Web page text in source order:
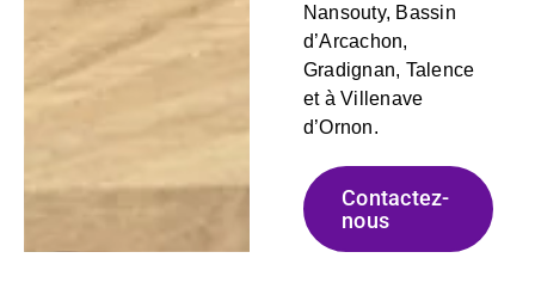
Nansouty, Bassin
d’Arcachon,
Gradignan, Talence
et à Villenave
d’Ornon.
Contactez-
nous